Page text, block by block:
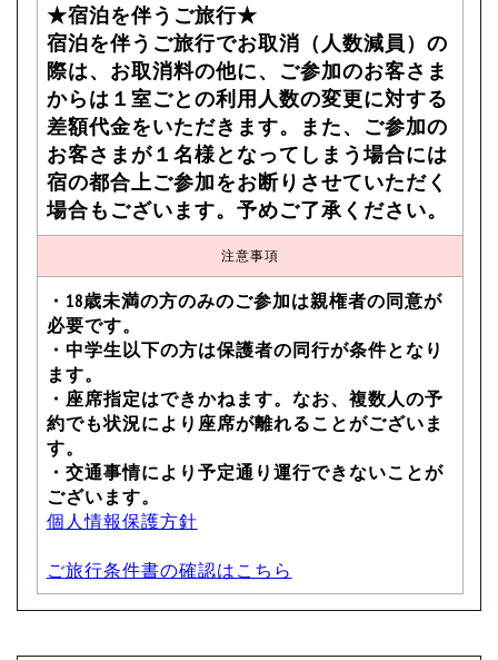
★宿泊を伴うご旅行★
宿泊を伴うご旅行でお取消（人数減員）の
際は、お取消料の他に、ご参加のお客さま
からは１室ごとの利用人数の変更に対する
差額代金をいただきます。また、ご参加の
お客さまが１名様となってしまう場合には
宿の都合上ご参加をお断りさせていただく
場合もございます。予めご了承ください。
注意事項
・18歳未満の方のみのご参加は親権者の同意が
必要です。
・中学生以下の方は保護者の同行が条件となり
ます。
・座席指定はできかねます。なお、複数人の予
約でも状況により座席が離れることがございま
す。
・交通事情により予定通り運行できないことが
ございます。
個人情報保護方針
ご旅行条件書の確認はこちら